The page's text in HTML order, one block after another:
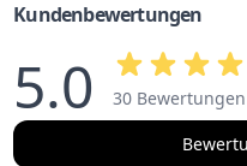
Kundenbewertungen
5.0
30 Bewertungen